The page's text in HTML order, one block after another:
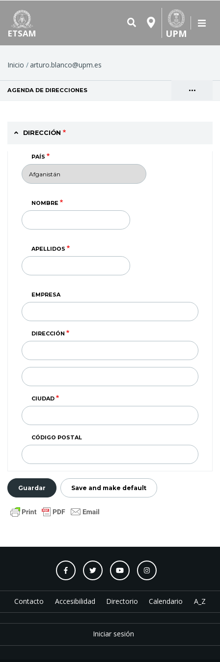
ETSAM UPM
Ruta
de
navegación
Inicio arturo.blanco@upm.es
•••
AGENDA DE DIRECCIONES
DIRECCIÓN
PAÍS
NOMBRE
APELLIDOS
EMPRESA
DIRECCIÓN
LINEA)
CIUDAD
CÓDIGO POSTAL
Contacto Accesibilidad Directorio Calendario A_Z
Iniciar sesión